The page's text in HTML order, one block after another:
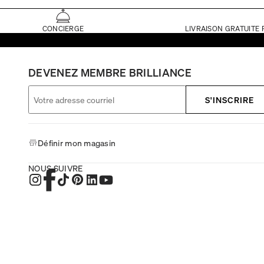
CONCIERGE LIVRAISON GRATUITE
DEVENEZ MEMBRE BRILLIANCE
S'INSCRIRE
Définir mon magasin
NOUS SUIVRE